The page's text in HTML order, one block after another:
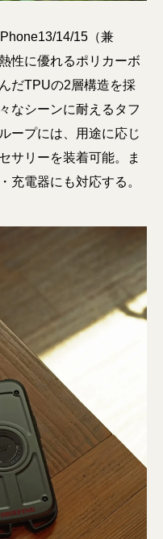
14/15（兼
性に優れるポリカーボ
だTPUの2層構造を採
なシーンに耐えるタフ
ープには、用途に応じ
サリーを装着可能。ま
充電器にも対応する。